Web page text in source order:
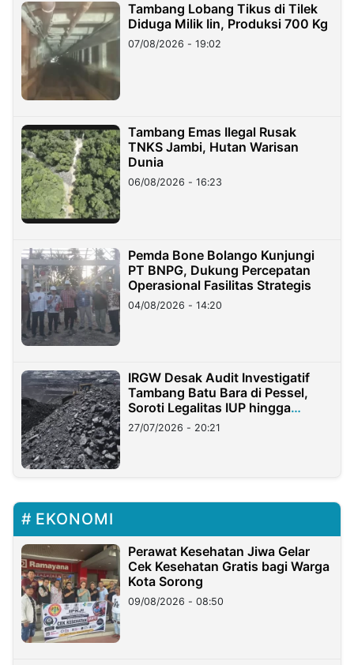
Tambang Lobang Tikus di Tilek
Diduga Milik Iin, Produksi 700 Kg
07/08/2026 - 19:02
Tambang Emas Ilegal Rusak
TNKS Jambi, Hutan Warisan
Dunia
06/08/2026 - 16:23
Pemda Bone Bolango Kunjungi
PT BNPG, Dukung Percepatan
Operasional Fasilitas Strategis
04/08/2026 - 14:20
IRGW Desak Audit Investigatif
Tambang Batu Bara di Pessel,
Soroti Legalitas IUP hingga
Stockpile
27/07/2026 - 20:21
EKONOMI
Perawat Kesehatan Jiwa Gelar
Cek Kesehatan Gratis bagi Warga
Kota Sorong
09/08/2026 - 08:50